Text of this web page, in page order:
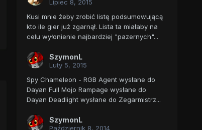
Lipiec 8, 2015
Kusi mnie żeby zrobić listę podsumowującą
kto ile gier już zgarnął. Lista ta miałaby na
celu wyłonienie najbardziej "pazernych"...
SzymonL
Luty 5, 2015
Spy Chameleon - RGB Agent wysłane do
Dayan Full Mojo Rampage wysłane do
Dayan Deadlight wysłane do Zegarmistrz...
SzymonL
Październik 8, 2014